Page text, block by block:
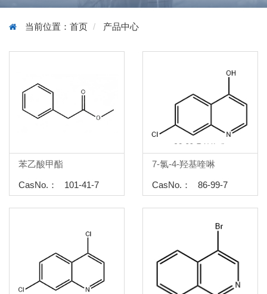
当前位置： 首页 产品中心
苯乙酸甲酯
CasNo.： 101-41-7
7-氯-4-羟基喹啉
CasNo.： 86-99-7